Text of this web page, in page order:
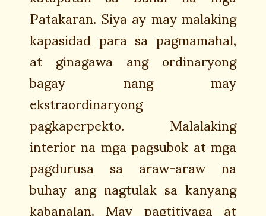
Patakaran. Siya ay may malaking
kapasidad para sa pagmamahal,
at ginagawa ang ordinaryong
bagay nang may
ekstraordinaryong
pagkaperpekto. Malalaking
interior na mga pagsubok at mga
pagdurusa sa araw-araw na
buhay ang nagtulak sa kanyang